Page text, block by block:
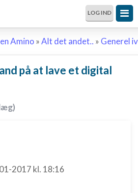
LOG IND
Amino »Alt det andet.. » Generel
på at lave et digital
2017 kl. 18:16